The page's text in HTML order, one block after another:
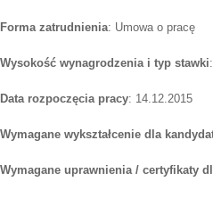
Forma zatrudnienia: Umowa o pracę
Wysokość wynagrodzenia i typ stawki
Data rozpoczęcia pracy: 14.12.2015
Wymagane wykształcenie dla
Wymagane uprawnienia / certyfikaty